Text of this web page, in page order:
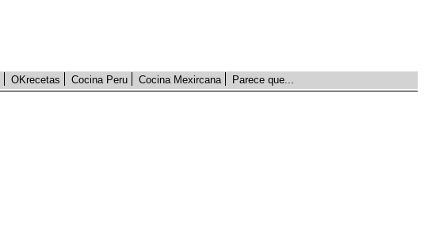
OKrecetas Cocina Peru Cocina Mexircana Parece que...